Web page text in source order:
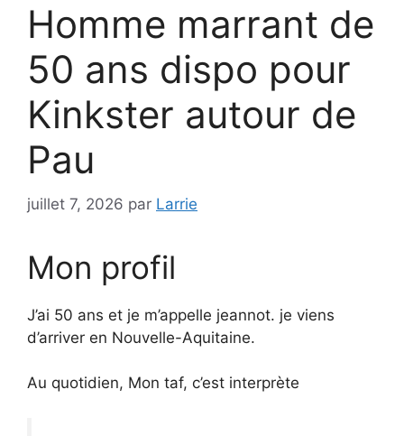
Homme marrant de
50 ans dispo pour
Kinkster autour de
Pau
juillet 7, 2026 par Larrie
Mon profil
J’ai 50 ans et je m’appelle jeannot. je viens
d’arriver en Nouvelle-Aquitaine.
Au quotidien, Mon taf, c’est interprète